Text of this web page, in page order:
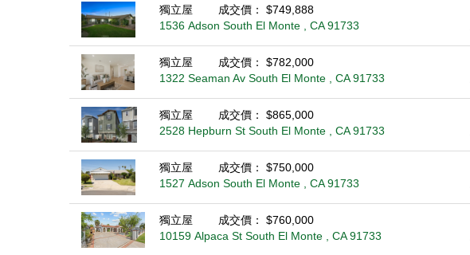
獨立屋
成交價： $749,888
1536 Adson South El Monte , CA 91733
獨立屋
成交價： $782,000
1322 Seaman Av South El Monte , CA 91733
獨立屋
成交價： $865,000
2528 Hepburn St South El Monte , CA 91733
獨立屋
成交價： $750,000
1527 Adson South El Monte , CA 91733
獨立屋
成交價： $760,000
10159 Alpaca St South El Monte , CA 91733